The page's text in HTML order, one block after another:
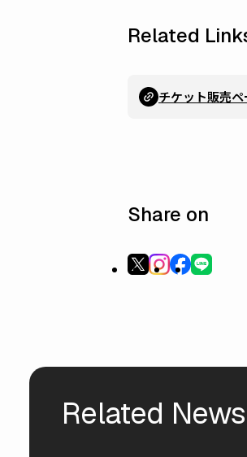
Related
チケット販売ペ
Share on
Related News